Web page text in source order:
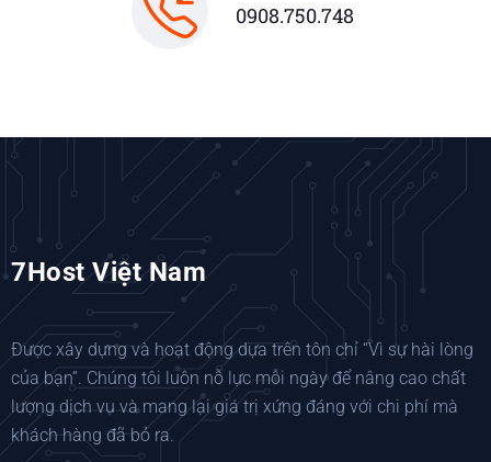
0908.750.748
7Host Việt Nam
Được xây dựng và hoạt động dựa trên tôn chỉ “Vì sự hài lòng
của bạn”. Chúng tôi luôn nỗ lực mỗi ngày để nâng cao chất
lượng dịch vụ và mang lại giá trị xứng đáng với chi phí mà
khách hàng đã bỏ ra.